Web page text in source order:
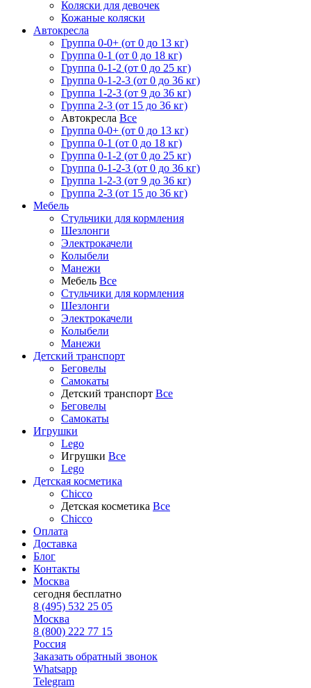
Коляски для девочек
Кожаные коляски
Автокресла
Группа 0-0+ (от 0 до 13 кг)
Группа 0-1 (от 0 до 18 кг)
Группа 0-1-2 (от 0 до 25 кг)
Группа 0-1-2-3 (от 0 до 36 кг)
Группа 1-2-3 (от 9 до 36 кг)
Группа 2-3 (от 15 до 36 кг)
Автокресла Все
Группа 0-0+ (от 0 до 13 кг)
Группа 0-1 (от 0 до 18 кг)
Группа 0-1-2 (от 0 до 25 кг)
Группа 0-1-2-3 (от 0 до 36 кг)
Группа 1-2-3 (от 9 до 36 кг)
Группа 2-3 (от 15 до 36 кг)
Мебель
Cтульчики для кормления
Шезлонги
Электрокачели
Колыбели
Манежи
Мебель Все
Cтульчики для кормления
Шезлонги
Электрокачели
Колыбели
Манежи
Детский транспорт
Беговелы
Самокаты
Детский транспорт Все
Беговелы
Самокаты
Игрушки
Lego
Игрушки Все
Lego
Детская косметика
Chicco
Детская косметика Все
Chicco
Оплата
Доставка
Блог
Контакты
Москва
сегодня бесплатно
8 (495) 532 25 05
Москва
8 (800) 222 77 15
Россия
Заказать обратный звонок
Whatsapp
Telegram